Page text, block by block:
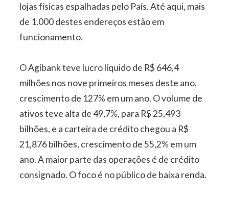
lojas físicas espalhadas pelo País. Até aqui, mais
de 1.000 destes endereços estão em
funcionamento.
O Agibank teve lucro líquido de R$ 646,4
milhões nos nove primeiros meses deste ano,
crescimento de 127% em um ano. O volume de
ativos teve alta de 49,7%, para R$ 25,493
bilhões, e a carteira de crédito chegou a R$
21,876 bilhões, crescimento de 55,2% em um
ano. A maior parte das operações é de crédito
consignado. O foco é no público de baixa renda.